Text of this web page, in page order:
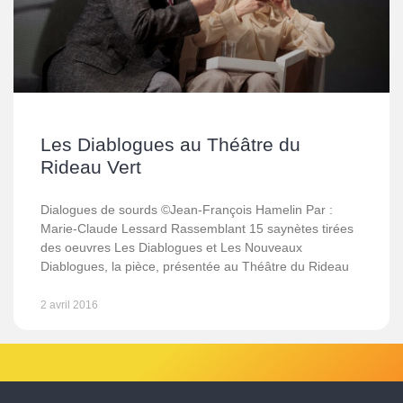
Les Diablogues au Théâtre du
Rideau Vert
Dialogues de sourds ©Jean-François Hamelin Par :
Marie-Claude Lessard Rassemblant 15 saynètes tirées
des oeuvres Les Diablogues et Les Nouveaux
Diablogues, la pièce, présentée au Théâtre du Rideau
2 avril 2016